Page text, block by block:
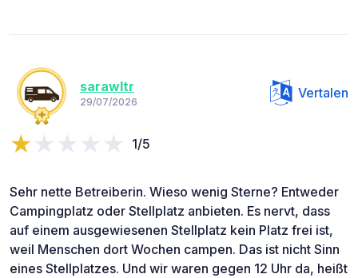
sarawltr
29/07/2026
Vertalen
1/5
Sehr nette Betreiberin. Wieso wenig Sterne? Entweder
Campingplatz oder Stellplatz anbieten. Es nervt, dass
auf einem ausgewiesenen Stellplatz kein Platz frei ist,
weil Menschen dort Wochen campen. Das ist nicht Sinn
eines Stellplatzes. Und wir waren gegen 12 Uhr da, heißt